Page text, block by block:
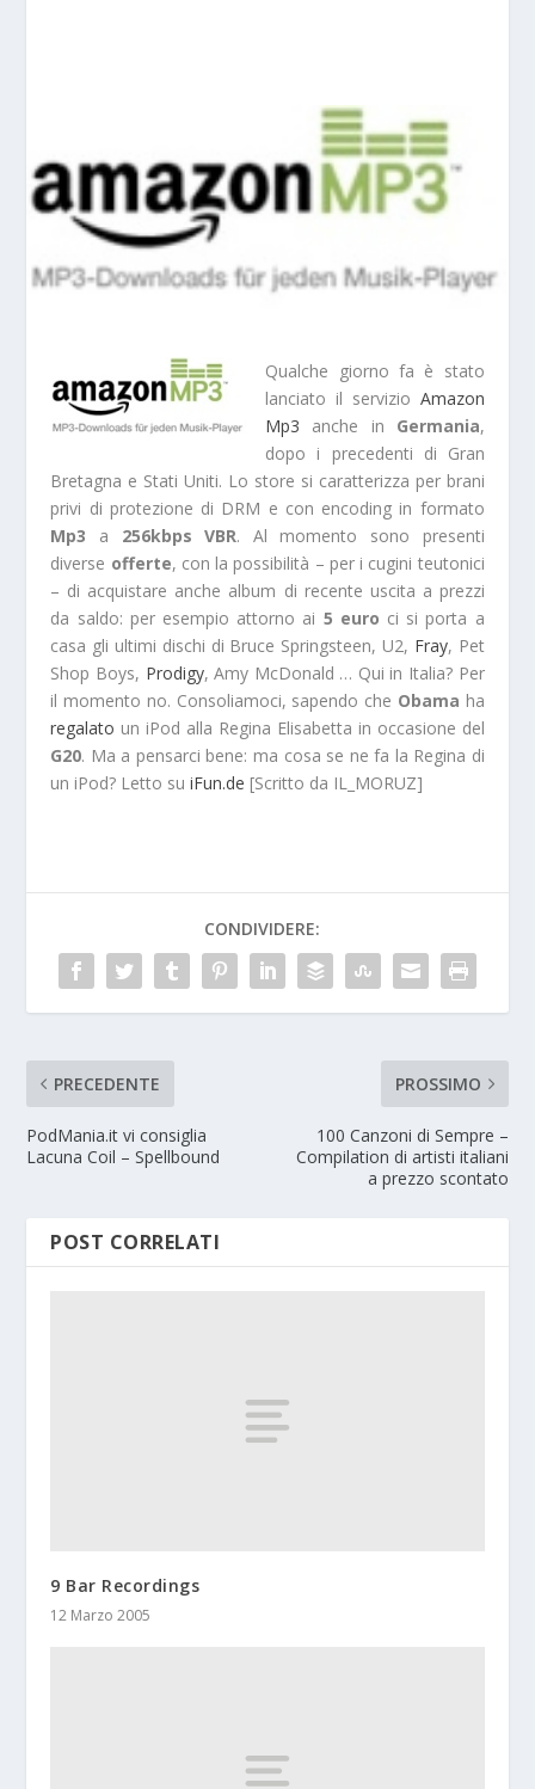
Qualche giorno fa è stato
lanciato il servizio Amazon
Mp3 anche in Germania,
dopo i precedenti di Gran
Bretagna e Stati Uniti. Lo store si caratterizza per brani
privi di protezione di DRM e con encoding in formato
Mp3 a 256kbps VBR. Al momento sono presenti
diverse offerte, con la possibilità – per i cugini teutonici
– di acquistare anche album di recente uscita a prezzi
da saldo: per esempio attorno ai 5 euro ci si porta a
casa gli ultimi dischi di Bruce Springsteen, U2, Fray, Pet
Shop Boys, Prodigy, Amy McDonald … Qui in Italia? Per
il momento no. Consoliamoci, sapendo che Obama ha
regalato un iPod alla Regina Elisabetta in occasione del
G20. Ma a pensarci bene: ma cosa se ne fa la Regina di
un iPod? Letto suiFun.de [Scritto da IL_MORUZ]
CONDIVIDERE:
PRECEDENTE
PodMania.it vi consiglia
Lacuna Coil – Spellbound
PROSSIMO
100 Canzoni di Sempre –
Compilation di artisti italiani
a prezzo scontato
POST CORRELATI
9 Bar Recordings
12 Marzo 2005